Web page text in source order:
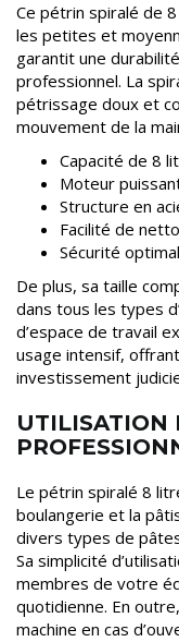
Ce pétrin spiralé de
les petites et
garantit une
professionnel. La
pétrissage doux et
mouvement de la
Capacité de 8
Moteur
Structure en
Facilité de
Sécurité
De plus, sa taille
dans tous les types
d’espace de travail
usage intensif,
investissement
UTILISATION
Le pétrin spiralé 8
boulangerie et la
divers types de
Sa simplicité
membres de votre
quotidienne. En
machine en cas